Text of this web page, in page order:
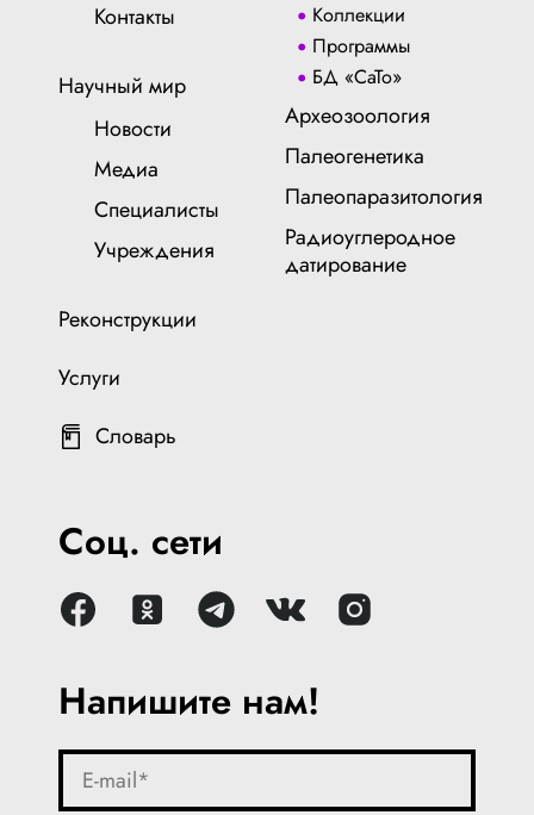
Напишите нам!
Контакты
Научный мир
Новости
Медиа
Специалисты
Учреждения
Реконструкции
Услуги
Словарь
Коллекции
Программы
БД «СаТо»
Археозоология
Палеогенетика
Палеопаразитология
Радиоуглеродное
датирование
Соц. сети